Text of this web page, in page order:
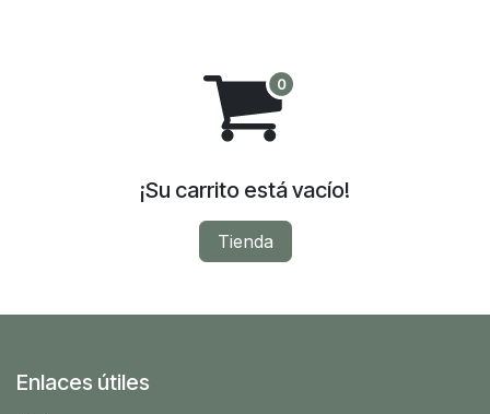
¡Su carrito está vacío!
Tienda
Enlaces útiles